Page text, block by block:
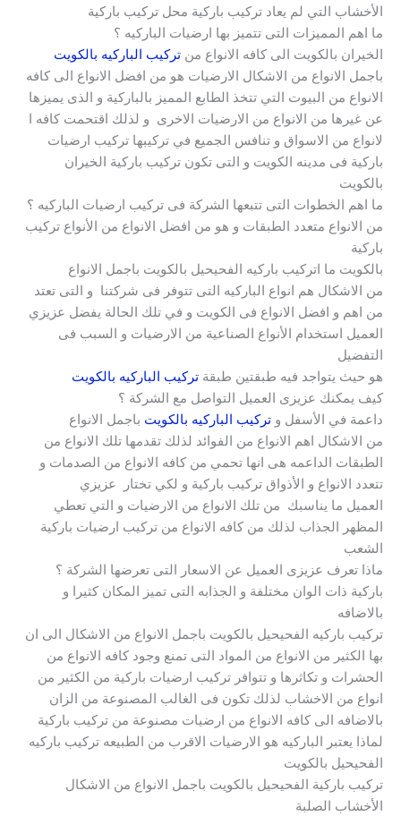
الأخشاب التي لم يعاد تركيب باركية محل تركيب باركية
ما اهم المميزات التى تتميز بها ارضيات الباركيه ؟
الخيران بالكويت الى كافه الانواع من تركيب الباركيه بالكويت
باجمل الانواع من الاشكال الارضيات هو من افضل الانواع الى كافه
الانواع من البيوت التي تتخذ الطابع المميز بالباركية و الذى يميزها
عن غيرها من الانواع من الارضيات الاخرى و لذلك اقتحمت كافه ا
لانواع من الاسواق و تنافس الجميع في تركيبها تركيب ارضيات
باركية فى مدينه الكويت و التى تكون تركيب باركية الخيران
بالكويت
ما اهم الخطوات التى تتبعها الشركة فى تركيب ارضيات الباركيه ؟
من الانواع متعدد الطبقات و هو من افضل الانواع من الأنواع تركيب
باركية
بالكويت ما اتركيب باركيه الفحيحيل بالكويت باجمل الانواع
من الاشكال هم انواع الباركيه التى تتوفر فى شركتنا و التى تعتد
من اهم و افضل الانواع فى الكويت و في تلك الحالة يفضل عزيزي
العميل استخدام الأنواع الصناعية من الارضيات و السبب فى
التفضيل
هو حيث يتواجد فيه طبقتين طبقة تركيب الباركيه بالكويت
كيف يمكنك عزيزى العميل التواصل مع الشركة ؟
داعمة في الأسفل و تركيب الباركيه بالكويت باجمل الانواع
من الاشكال اهم الانواع من الفوائد لذلك تقدمها تلك الانواع من
الطبقات الداعمه هى انها تحمي من كافه الانواع من الصدمات و
تتعدد الانواع و الأذواق تركيب باركية و لكي تختار عزيزي
العميل ما يناسبك من تلك الانواع من الارضيات و التي تعطي
المظهر الجذاب لذلك من كافه الانواع من تركيب ارضيات باركية
الشعب
ماذا تعرف عزيزى العميل عن الاسعار التى تعرضها الشركة ؟
باركية ذات الوان مختلفة و الجذابه التى تميز المكان كثيرا و
بالاضافه
تركيب باركيه الفحيحيل بالكويت باجمل الانواع من الاشكال الى ان
بها الكثير من الانواع من المواد التى تمنع وجود كافه الانواع من
الحشرات و تكاثرها و تتوافر تركيب ارضيات باركية من الكثير من
انواع من الاخشاب لذلك تكون فى الغالب المصنوعة من الزان
بالاضافه الى كافه الانواع من ارضيات مصنوعة من تركيب باركية
لماذا يعتبر الباركيه هو الارضيات الاقرب من الطبيعه تركيب باركيه
الفحيحيل بالكويت
تركيب باركية الفحيحيل بالكويت باجمل الانواع من الاشكال
الأخشاب الصلبة